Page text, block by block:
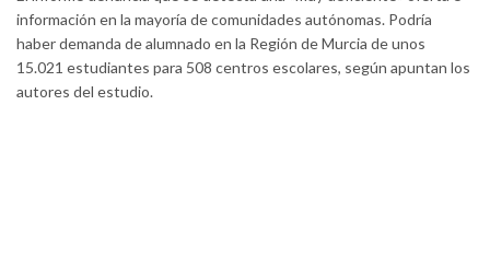
información en la mayoría de comunidades autónomas. Podría
haber demanda de alumnado en la Región de Murcia de unos
15.021 estudiantes para 508 centros escolares, según apuntan los
autores del estudio.